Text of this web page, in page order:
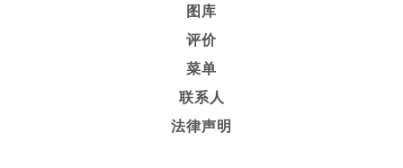
图库
评价
菜单
联系人
法律声明